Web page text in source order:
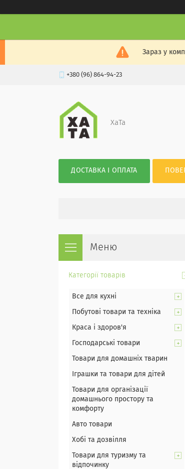
Зараз у
+380 (96) 864-94-23
XaTa
ДОСТАВКА І ОПЛАТА
Категорії товарів
Все для кухні
Побутові товари та техніка
Краса і здоров'я
Господарські товари
Товари для домашніх тварин
Іграшки та товари для дітей
Товари для організації
домашнього простору та
комфорту
Авто товари
Хобі та дозвілля
Товари для туризму та
відпочинку